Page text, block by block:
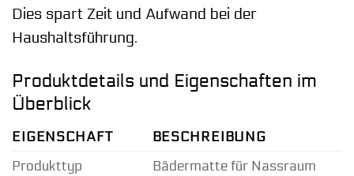
Dies spart Zeit und Aufwand bei der
Haushaltsführung.
Produktdetails und Eigenschaften im
Überblick
EIGENSCHAFT
BESCHREIBUNG
Produkttyp
Bädermatte für Nassraum